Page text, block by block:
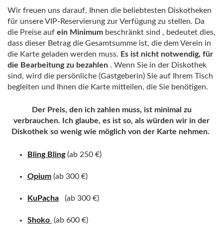
Wir freuen uns darauf, Ihnen die beliebtesten Diskotheken
für unsere VIP-Reservierung zur Verfügung zu stellen. Da
die Preise auf ein Minimum beschränkt sind , bedeutet dies,
dass dieser Betrag die Gesamtsumme ist, die dem Verein in
die Karte geladen werden muss. Es ist nicht notwendig, für
die Bearbeitung zu bezahlen . Wenn Sie in der Diskothek
sind, wird die persönliche (Gastgeberin) Sie auf Ihrem Tisch
begleiten und Ihnen die Karte mitteilen, die Sie benötigen.
Der Preis, den ich zahlen muss, ist minimal zu
verbrauchen. Ich glaube, es ist so, als würden wir in der
Diskothek so wenig wie möglich von der Karte nehmen.
Bling Bling(ab 250 €)
Opium (ab 300 €)
KuPacha (ab 300 €)
Shoko (ab 600 €)